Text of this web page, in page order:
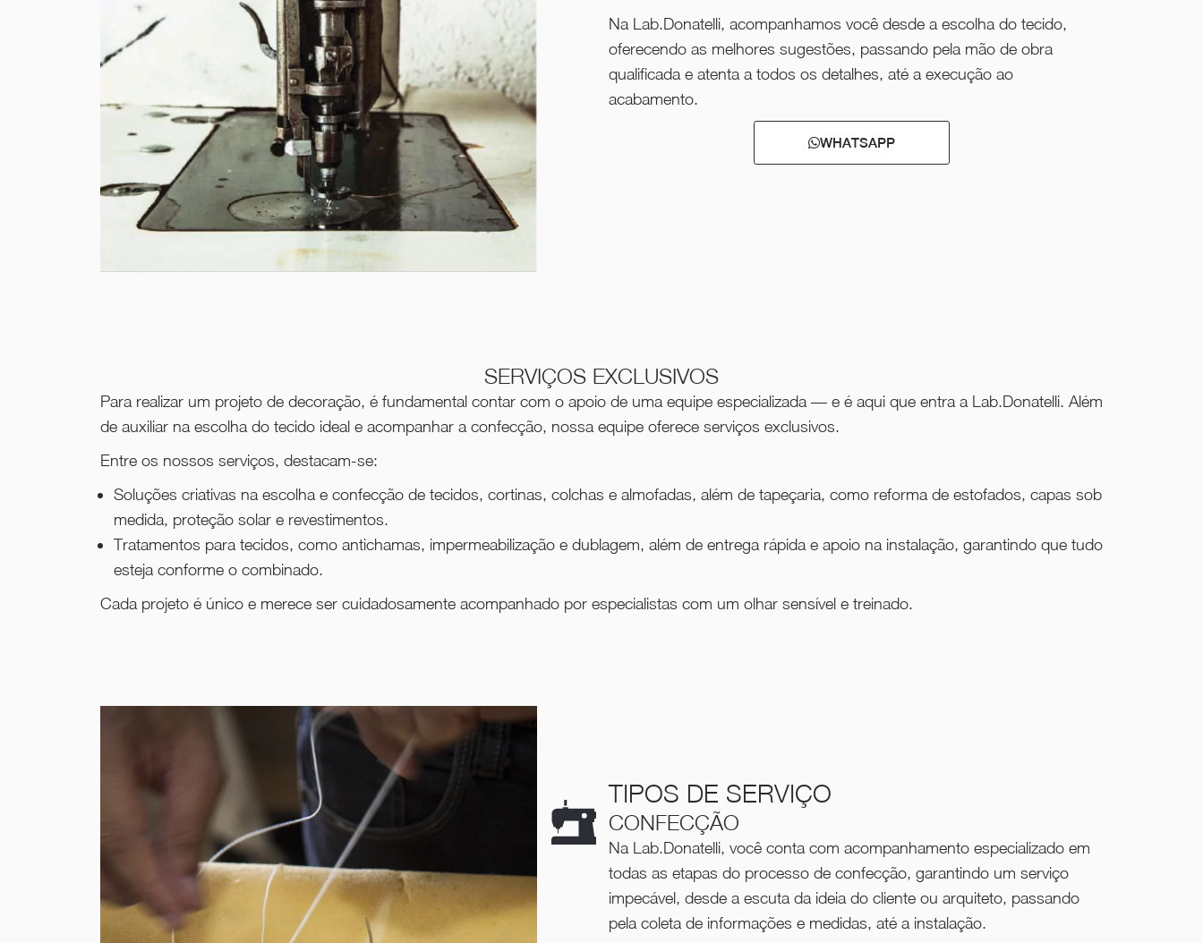
Na Lab.Donatelli, acompanhamos você desde a escolha do tecido,
oferecendo as melhores sugestões, passando pela mão de obra
qualificada e atenta a todos os detalhes, até a execução ao
acabamento.
WHATSAPP
SERVIÇOS EXCLUSIVOS
Para realizar um projeto de decoração, é fundamental contar com o apoio de uma equipe especializada — e é aqui que entra a Lab.Donatelli. Além
de auxiliar na escolha do tecido ideal e acompanhar a confecção, nossa equipe oferece serviços exclusivos.
Entre os nossos serviços, destacam-se:
Soluções criativas na escolha e confecção de tecidos, cortinas, colchas e almofadas, além de tapeçaria, como reforma de estofados, capas sob
medida, proteção solar e revestimentos.
Tratamentos para tecidos, como antichamas, impermeabilização e dublagem, além de entrega rápida e apoio na instalação, garantindo que tudo
esteja conforme o combinado.
Cada projeto é único e merece ser cuidadosamente acompanhado por especialistas com um olhar sensível e treinado.
TIPOS DE SERVIÇO
CONFECÇÃO
Na Lab.Donatelli, você conta com acompanhamento especializado em
todas as etapas do processo de confecção, garantindo um serviço
impecável, desde a escuta da ideia do cliente ou arquiteto, passando
pela coleta de informações e medidas, até a instalação.